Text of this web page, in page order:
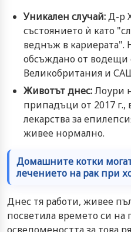
Уникален случай:Д-р
състоянието ѝ като
веднъж в кариерата".
обсъждано от водещи
Великобритания и
Животът днес:Лоури
припадъци от 2017
лекарства за
живее нормално.
Домашните котки
лечението на рак при
Днес тя работи, живее
посветила времето си на